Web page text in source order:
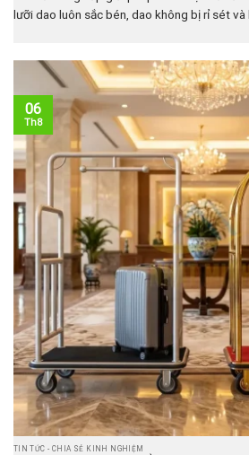
lưỡi dao luôn sắc bén, dao không bị rỉ sét và
TIN TỨC - CHIA SẺ KINH NGHIỆM
06
Th8